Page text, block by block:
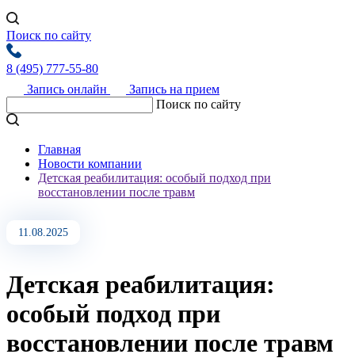
Поиск по сайту
8 (495) 777-55-80
Запись онлайн
Запись на прием
Поиск по сайту
Главная
Новости компании
Детская реабилитация: особый подход при
восстановлении после травм
11.08.2025
Детская реабилитация:
особый подход при
восстановлении после травм